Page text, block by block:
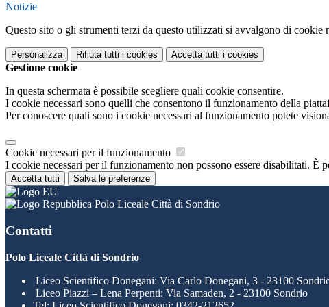
Notizie
Questo sito o gli strumenti terzi da questo utilizzati si avvalgono di
Personalizza Rifiuta tutti i cookies Accetta tutti i cookies
Gestione cookie
In questa schermata è possibile scegliere quali cookie consentire.
I cookie necessari sono quelli che consentono il funzionamento della
Per conoscere quali sono i cookie necessari al funzionamento potete
Cookie necessari per il funzionamento
I cookie necessari per il funzionamento non possono essere disabilitati. È
Accetta tutti Salva le preferenze
Polo Liceale Città di Sondrio
Contatti
Polo Liceale Città di Sondrio
Liceo Scientifico Donegani: Via Carlo Donegani, 3 - 23100
Liceo Piazzi – Lena Perpenti: Via Samaden, 2 - 23100 Sondrio